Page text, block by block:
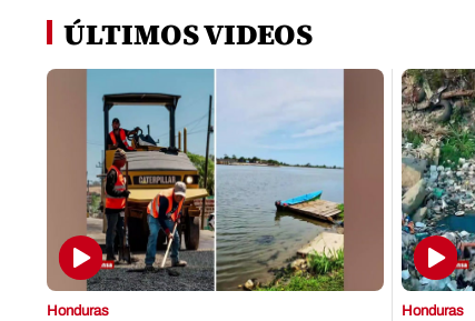
secondsVolume
0%
ÚLTIMOS VIDEOS
Honduras Honduras